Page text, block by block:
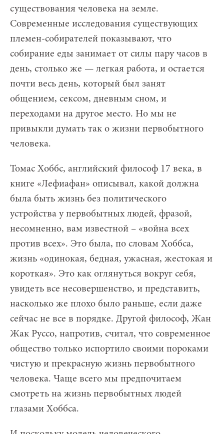
существования человека на земле.
Современные исследования существующих
племен-собирателей показывают, что
собирание еды занимает от силы пару часов в
день, столько же — легкая работа, и остается
почти весь день, который был занят
общением, сексом, дневным сном, и
переходами на другое место. Но мы не
привыкли думать так о жизни первобытного
человека.
Томас Хоббс, английский философ 17 века, в
книге «Лефиафан» описывал, какой должна
была быть жизнь без политического
устройства у первобытных людей, фразой,
несомненно, вам известной – «война всех
против всех». Это была, по словам Хоббса,
жизнь «одинокая, бедная, ужасная, жестокая и
короткая». Это как оглянуться вокруг себя,
увидеть все несовершенство, и представить,
насколько же плохо было раньше, если даже
сейчас не все в порядке. Другой философ, Жан
Жак Руссо, напротив, считал, что современное
общество только испортило своими пороками
чистую и прекрасную жизнь первобытного
человека. Чаще всего мы предпочитаем
смотреть на жизнь первобытных людей
глазами Хоббса.